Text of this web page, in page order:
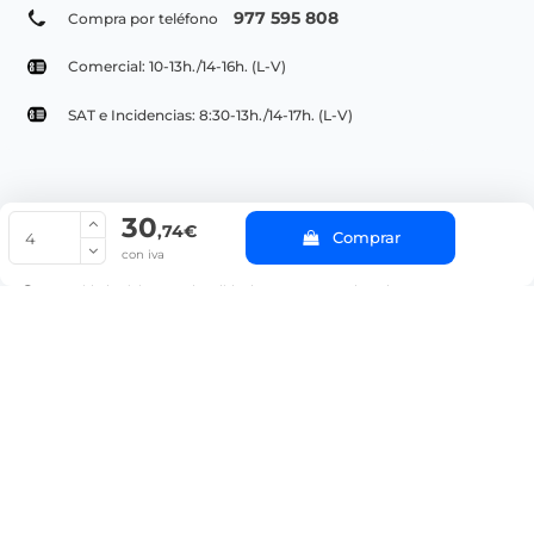
30,74€
con iva
Comprar
La cantidad mínima en el pedido de compra para el producto es 4.
Compra por teléfono 977 595 808
Comercial: 10-13h./14-16h. (L-V)
SAT e Incidencias: 8:30-13h./14-17h. (L-V)
© Copyright 2022 PepeBar.com |
Aviso legal y
Condiciones generales de compra |
Blog